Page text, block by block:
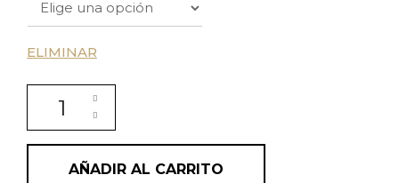
ELIMINAR
Tinte semipermanente COLOR TOUCH tonos rojos
AÑADIR AL CARRITO